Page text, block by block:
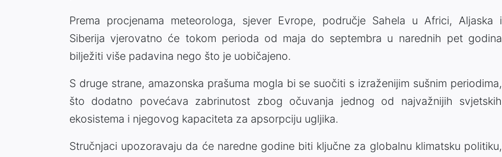
Prema procjenama meteorologa, sjever Evrope, područje Sahela u Africi, Aljaska i
Siberija vjerovatno će tokom perioda od maja do septembra u narednih pet godina
bilježiti više padavina nego što je uobičajeno.
S druge strane, amazonska prašuma mogla bi se suočiti s izraženijim sušnim periodima,
što dodatno povećava zabrinutost zbog očuvanja jednog od najvažnijih svjetskih
ekosistema i njegovog kapaciteta za apsorpciju ugljika.
Stručnjaci upozoravaju da će naredne godine biti ključne za globalnu klimatsku politiku,